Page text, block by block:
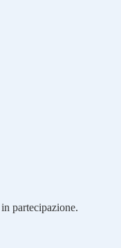
partecipazione.